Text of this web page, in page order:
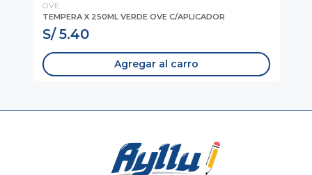
OVE
TEMPERA X 250ML VERDE OVE C/APLICADOR
S/ 5.40
Agregar al carro